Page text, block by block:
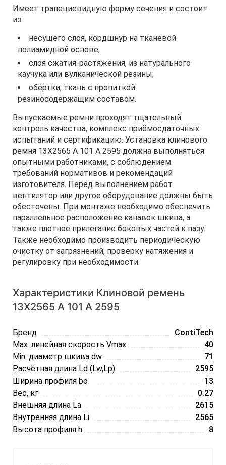
Имеет трапециевидную форму сечения и состоит
из:
несущего слоя, кордшнур на тканевой
полиамидной основе;
слоя сжатия-растяжения, из натурального
каучука или вулканической резины;
обёртки, ткань с пропиткой
резиносодержащим составом.
Выпускаемые ремни проходят тщательный
контроль качества, комплекс приёмосдаточных
испытаний и сертификацию. Установка клинового
ремня 13Х2565 A 101 А 2595 должна выполняться
опытными работниками, с соблюдением
требований нормативов и рекомендаций
изготовителя. Перед выполнением работ
вентилятор или другое оборудование должны быть
обесточены. При монтаже необходимо обеспечить
параллельное расположение канавок шкива, а
также плотное прилегание боковых частей к пазу.
Также необходимо производить периодическую
очистку от загрязнений, проверку натяжения и
регулировку при необходимости.
Характеристики Клиновой ремень
13Х2565 A 101 А 2595
Бренд
ContiTech
Max. линейная скорость Vmax
40
Min. диаметр шкива dw
71
Расчётная длина Ld (Lw,Lp)
2595
Ширина профиля bo
13
Вес, кг
0.27
Внешняя длина La
2615
Внутренняя длина Li
2565
Высота профиля h
8